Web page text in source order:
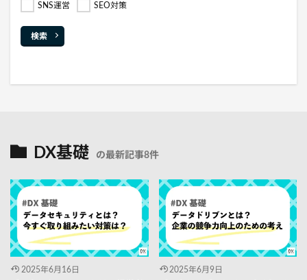
SNS運営 SEO対策
検索
DX基礎 の最新記事8件
2025年6月16日 2025年6月9日